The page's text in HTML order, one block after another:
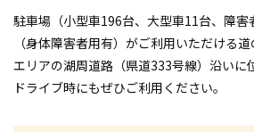
駐車場（小型車196台、大型車11台、障害
（身体障害者用有）がご利用いただける
エリアの湖周道路（県道333号線）沿いに
ドライブ時にもぜひご利用ください。